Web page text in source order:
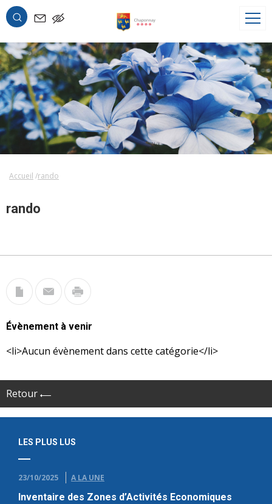
OK
Accueil rando
rando
Évènement à venir
<li>Aucun évènement dans cette catégorie</li>
Retour
LES PLUS LUS
23/10/2025 A LA UNE
Inventaire des Zones d’Activités Economiques